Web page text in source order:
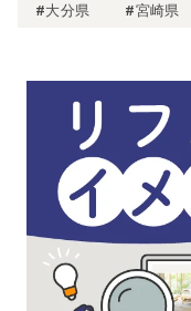
#大分県
#宮崎県